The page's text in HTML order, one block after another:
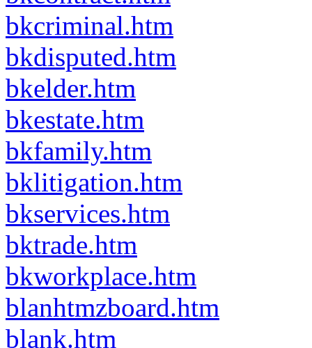
bkcriminal.htm
bkdisputed.htm
bkelder.htm
bkestate.htm
bkfamily.htm
bklitigation.htm
bkservices.htm
bktrade.htm
bkworkplace.htm
blanhtmzboard.htm
blank.htm